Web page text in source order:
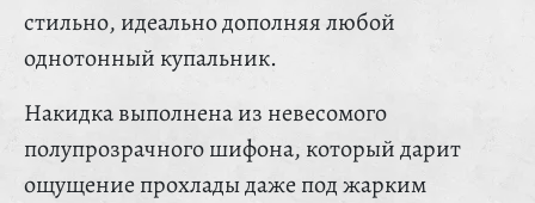
стильно, идеально дополняя любой
однотонный купальник.
Накидка выполнена из невесомого
полупрозрачного шифона, который дарит
ощущение прохлады даже под жарким